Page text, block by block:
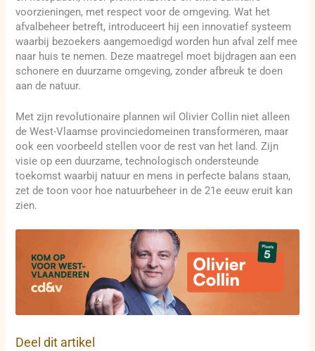
voorzieningen, met respect voor de omgeving. Wat het
afvalbeheer betreft, introduceert hij een innovatief systeem
waarbij bezoekers aangemoedigd worden hun afval zelf mee
naar huis te nemen. Deze maatregel moet bijdragen aan een
schonere en duurzame omgeving, zonder afbreuk te doen
aan de natuur.
Met zijn revolutionaire plannen wil Olivier Collin niet alleen
de West-Vlaamse provinciedomeinen transformeren, maar
ook een voorbeeld stellen voor de rest van het land. Zijn
visie op een duurzame, technologisch ondersteunde
toekomst waarbij natuur en mens in perfecte balans staan,
zet de toon voor hoe natuurbeheer in de 21e eeuw eruit kan
zien.
Deel dit artikel